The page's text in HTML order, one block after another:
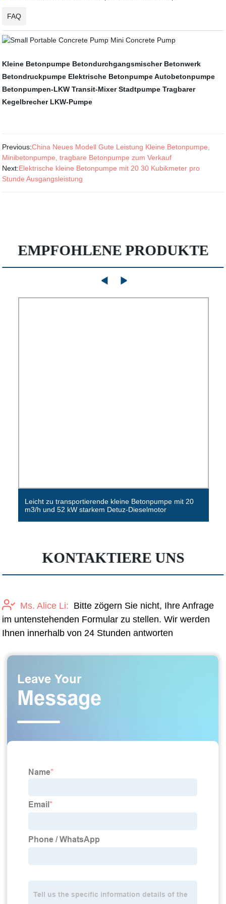
FAQ
Kleine Betonpumpe Betondurchgangsmischer Betonwerk
Betondruckpumpe Elektrische Betonpumpe Autobetonpumpe
Betonpumpen-LKW Transit-Mixer Stadtpumpe Tragbarer
Kegelbrecher LKW-Pumpe
Previous:China Neues Modell Gute Leistung Kleine Betonpumpe,
Minibetonpumpe, tragbare Betonpumpe zum Verkauf
Next:Elektrische kleine Betonpumpe mit 20 30 Kubikmeter pro
Stunde Ausgangsleistung
EMPFOHLENE PRODUKTE
Leicht zu transportierende kleine Betonpumpe mit 20
m3/h und 52 kW starkem Detuz-Dieselmotor
KONTAKTIERE UNS
Ms. Alice Li: Bitte zögern Sie nicht, Ihre Anfrage
im untenstehenden Formular zu stellen. Wir werden
Ihnen innerhalb von 24 Stunden antworten